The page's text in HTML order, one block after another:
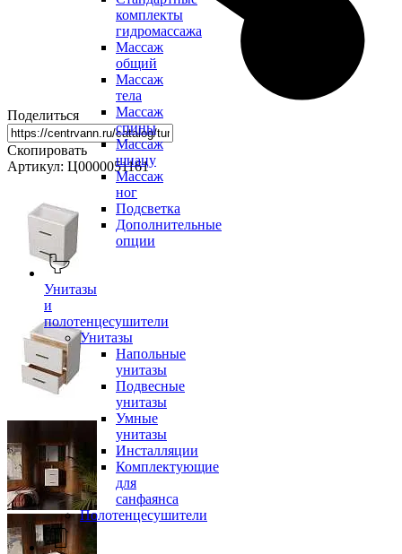
комплекты
гидромассажа
Массаж
общий
Массаж
тела
Массаж
спины
Массаж
шиацу
Массаж
ног
Подсветка
Дополнительные
опции
Унитазы
и
полотенцесушители
Унитазы
Напольные
унитазы
Подвесные
унитазы
Умные
унитазы
Инсталляции
Комплектующие
для
санфаянса
Полотенцесушители
Поделиться
Скопировать
Артикул: Ц0000051161